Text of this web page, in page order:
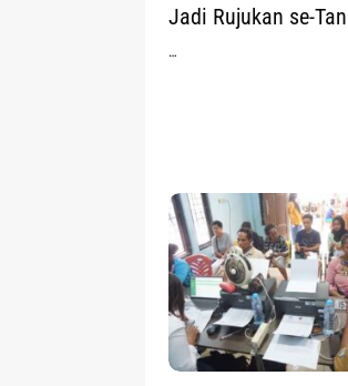
Jadi Rujukan se-
…